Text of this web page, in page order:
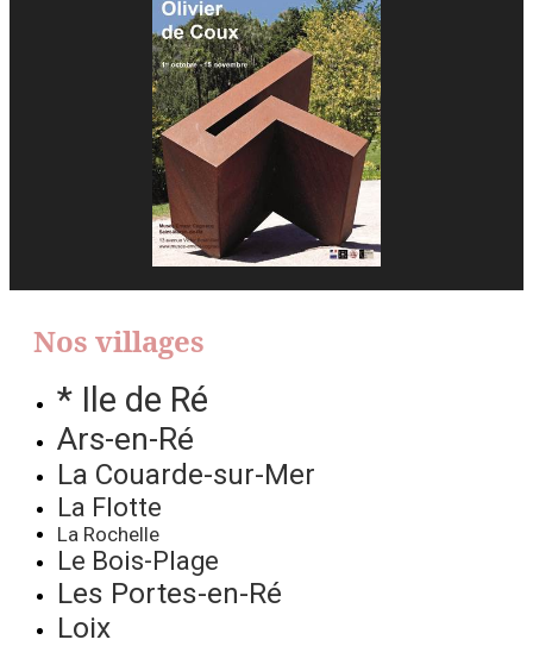
Nos villages
* Ile de Ré
Ars-en-Ré
La Couarde-sur-Mer
La Flotte
La Rochelle
Le Bois-Plage
Les Portes-en-Ré
Loix